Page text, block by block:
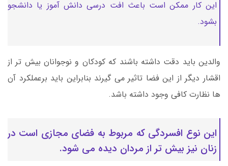
این کار ممکن است باعث افت درسی دانش آموز یا دانشجو
بشود.
والدین باید دقت داشته باشند که کودکان و نوجوانان بیش تر از
اقشار دیگر از این فضا تاثیر می گیرند بنابراین باید برعملکرد آن
ها نظارت کافی وجود داشته باشد.
این نوع افسردگی که مربوط به فضای مجازی است در
زنان نیز بیش تر از مردان دیده می شود.